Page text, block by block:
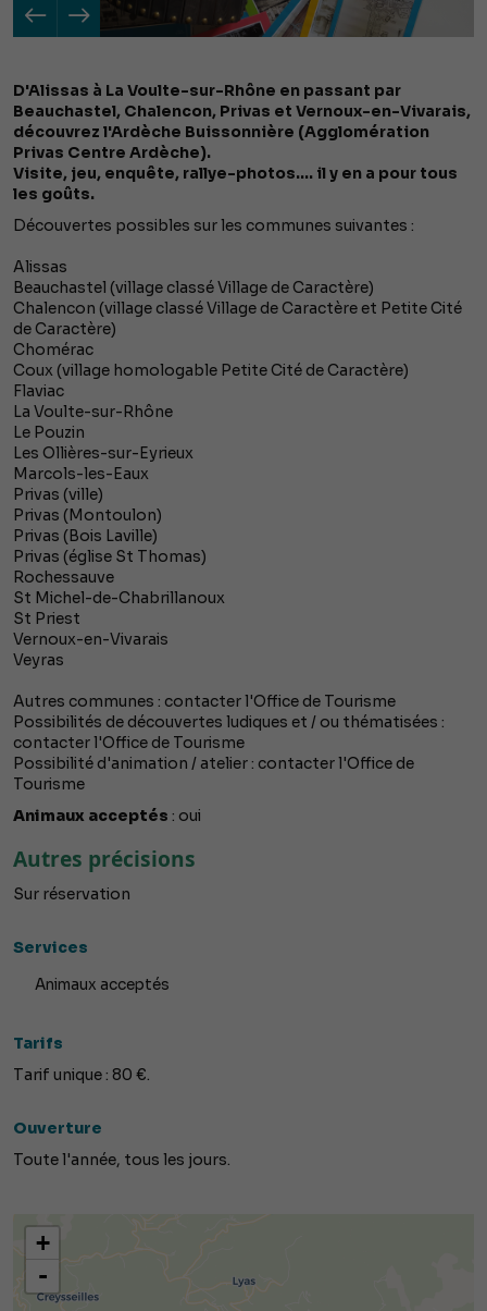
D'Alissas à La Voulte-sur-Rhône en passant par
Beauchastel, Chalencon, Privas et Vernoux-en-Vivarais,
découvrez l'Ardèche Buissonnière (Agglomération
Privas Centre Ardèche).
Visite, jeu, enquête, rallye-photos.... il y en a pour tous
les goûts.
Découvertes possibles sur les communes suivantes :
Alissas
Beauchastel (village classé Village de Caractère)
Chalencon (village classé Village de Caractère et Petite Cité
de Caractère)
Chomérac
Coux (village homologable Petite Cité de Caractère)
Flaviac
La Voulte-sur-Rhône
Le Pouzin
Les Ollières-sur-Eyrieux
Marcols-les-Eaux
Privas (ville)
Privas (Montoulon)
Privas (Bois Laville)
Privas (église St Thomas)
Rochessauve
St Michel-de-Chabrillanoux
St Priest
Vernoux-en-Vivarais
Veyras
Autres communes : contacter l'Office de Tourisme
Possibilités de découvertes ludiques et / ou thématisées :
contacter l'Office de Tourisme
Possibilité d'animation / atelier : contacter l'Office de
Tourisme
Animaux acceptés : oui
Autres précisions
Sur réservation
Services
Animaux acceptés
Tarifs
Tarif unique : 80 €.
Ouverture
Toute l'année, tous les jours.
+
-